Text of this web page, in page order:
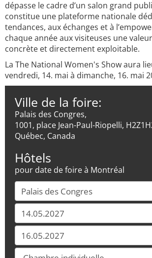
dépasse le cadre d’un salon grand
constitue une plateforme nationale
tendances, aux échanges et à
chaque année aux visiteuses une
concrète et directement exploitable.
La The National Women's Show aura
vendredi, 14. mai à dimanche, 16. mai
Ville de la foire:
Palais des Congres,
1001, place Jean-Paul-Riopelli,
Québec, Canada
Hôtels
pour date de foire à Montréal